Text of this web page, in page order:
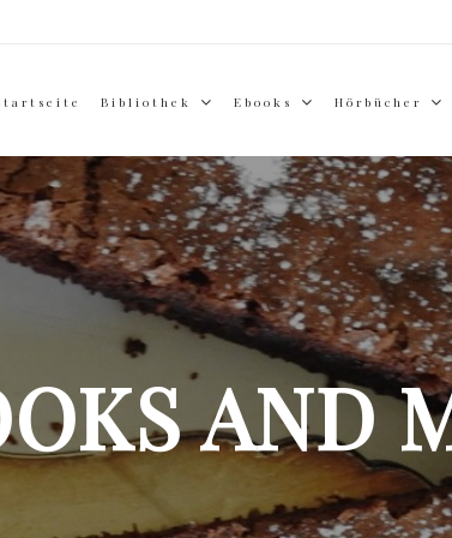
Bibliothek Ebooks Hörbücher
AND